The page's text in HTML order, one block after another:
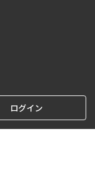
ログイン